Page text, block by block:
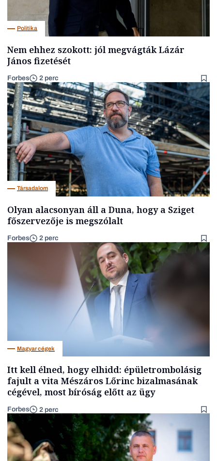
Politika
Nem ehhez szokott: jól megvágták Lázár
János fizetését
Forbes 2 perc
Társadalom
Olyan alacsonyan áll a Duna, hogy a Sziget
főszervezője is megszólalt
Forbes 2 perc
Magyar cégek
Itt kell élned, hogy elhidd: épületrombolásig
fajult a vita Mészáros Lőrinc bizalmasának
cégével, most bíróság előtt az ügy
Forbes 2 perc